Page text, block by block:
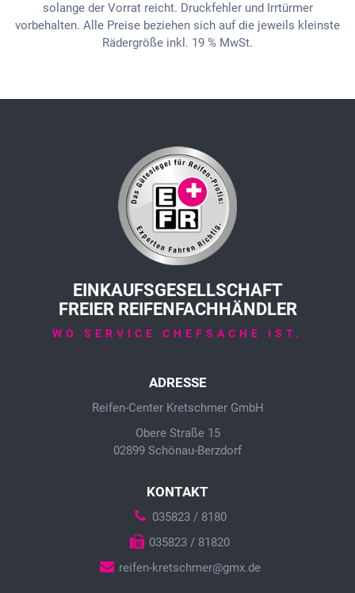
solange der Vorrat reicht. Druckfehler und Irrtürmer
vorbehalten. Alle Preise beziehen sich auf die jeweils kleinste
Rädergröße inkl. 19 % MwSt.
EINKAUFSGESELLSCHAFT
FREIER REIFENFACHHÄNDLER
WO SERVICE CHEFSACHE IST.
ADRESSE
Reifen-Center Kretschmer GmbH
Obere Straße 15
02899 Schönau-Berzdorf
KONTAKT
035823 / 8180
035823 / 81820
reifen-kretschmer@gmx.de